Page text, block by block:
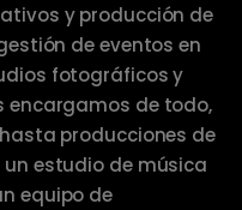
y producción de
de eventos en
fotográficos y
encargamos de todo,
producciones de
estudio de música
equipo de